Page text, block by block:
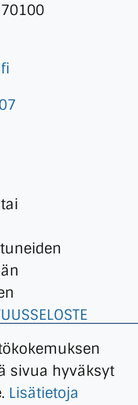
sivua hyväksyt
Lisätietoja